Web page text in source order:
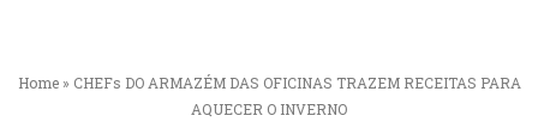
Home» CHEFs DO ARMAZÉM DAS OFICINAS TRAZEM RECEITAS PARA
AQUECER O INVERNO